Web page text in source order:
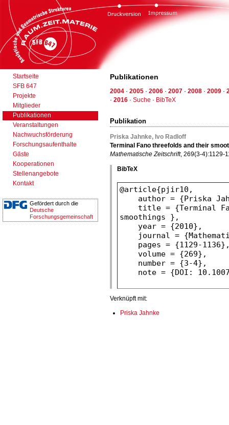
Startseite
SFB 647
Projekte
Mitglieder
Publikationen
Veranstaltungen
Nachwuchsförderung
Forschungsaufenthalte
Gäste
Kooperationen
Stellenangebote
Kontakt
Gefördert durch die
Deutsche
Forschungsgemeinschaft
Publikationen
2004 · 2005 · 2006 · 2007 · 2008 · 2009 ·
· 2016 · Suche · BibTeX
Publikation
Priska Jahnke, Ivo Radloff
Terminal Fano threefolds and their
Mathematische Zeitschrift, 269(3-4):1129-
BibTeX
Verknüpft mit:
Priska Jahnke